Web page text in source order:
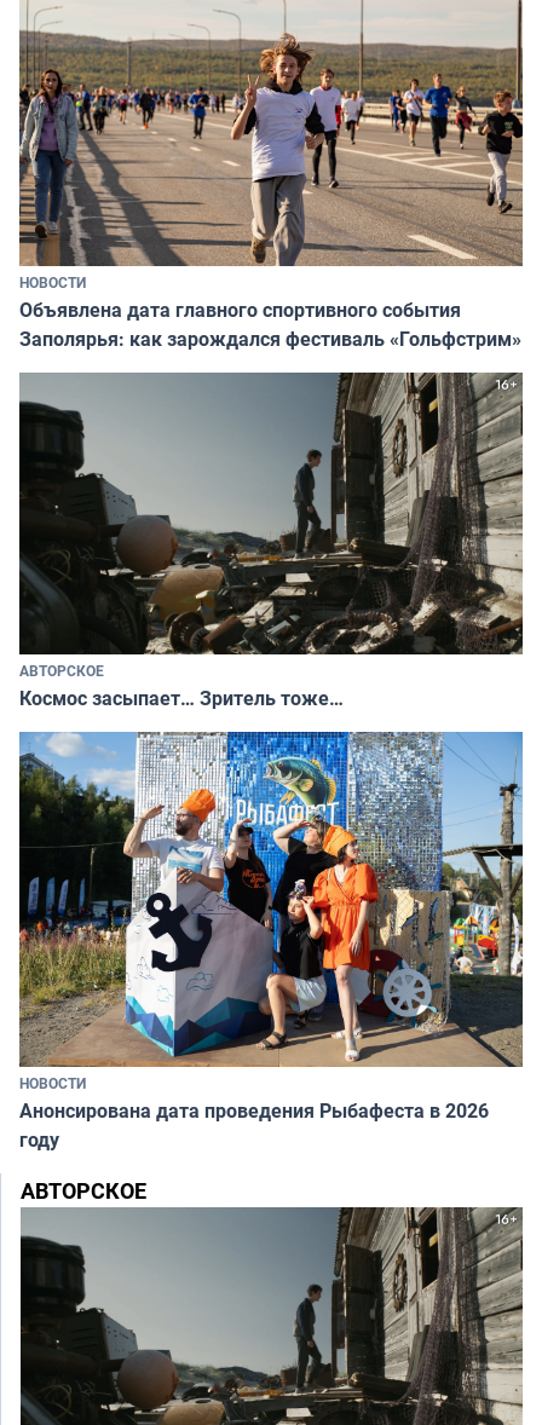
НОВОСТИ
Объявлена дата главного спортивного события
Заполярья: как зарождался фестиваль «Гольфстрим»
АВТОРСКОЕ
Космос засыпает… Зритель тоже…
НОВОСТИ
Анонсирована дата проведения Рыбафеста в 2026
году
АВТОРСКОЕ